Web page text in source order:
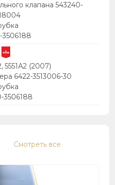
клапана 543240-
3506188
5551А2 (2007)
6422-3513006-30
3506188
Смотреть все